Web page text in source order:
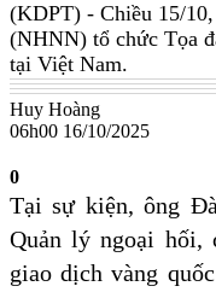
(KDPT) - Chiều 15/
(NHNN) tổ chức Tọa
tại Việt Nam.
Huy Hoàng
06h00 16/10/2025
0
Tại sự kiện, ông
Quản lý ngoại hối,
giao dịch vàng